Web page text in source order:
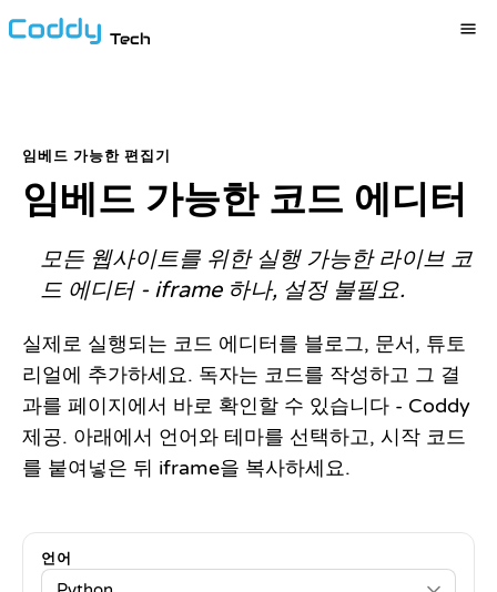
Tech
임베드 가능한 편집기
임베드 가능한 코드 에디터
모든 웹사이트를 위한 실행 가능한 라이브 코
드 에디터 - iframe 하나, 설정 불필요.
실제로 실행되는 코드 에디터를 블로그, 문서, 튜토
리얼에 추가하세요. 독자는 코드를 작성하고 그 결
과를 페이지에서 바로 확인할 수 있습니다 - Coddy
제공. 아래에서 언어와 테마를 선택하고, 시작 코드
를 붙여넣은 뒤 iframe을 복사하세요.
언어